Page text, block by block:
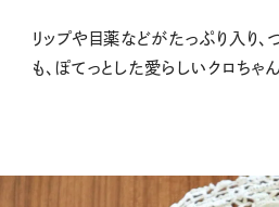
リップや目薬などがたっぷり入り
も、ぽてっとした愛らしいクロちゃ